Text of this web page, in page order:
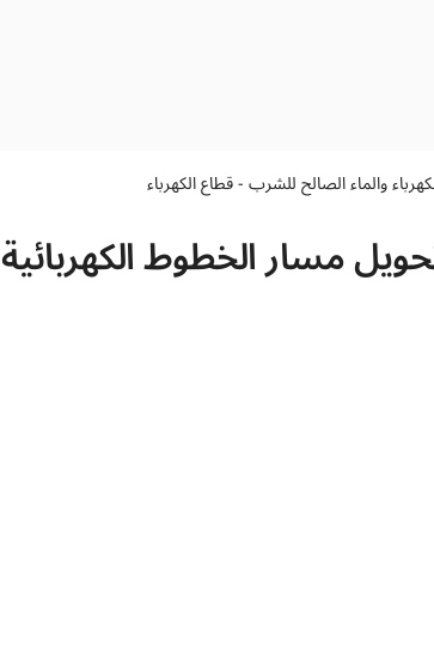
والماء الصالح للشرب - قطاع الكهرباء
مسار الخطوط الكهربائية